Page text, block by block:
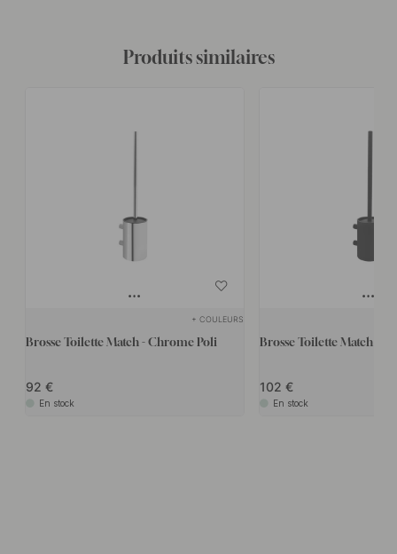
Produits similaires
+ COULEURS
Brosse Toilette Match - Chrome Poli
92
En stock
Brosse Toilette Match -
102
En stock